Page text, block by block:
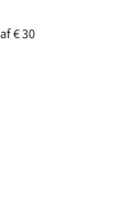
€ 30